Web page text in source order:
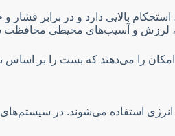
بالایی دارد و در برابر
لرزش و آسیب‌های محیطی محافظت
را می‌دهند که بست را بر اساس
استفاده می‌شوند. در